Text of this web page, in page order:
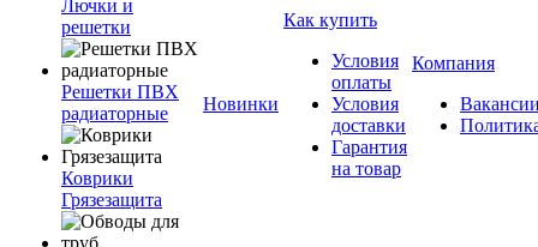
Лючки и
решетки
Решетки ПВХ
радиаторные
Коврики
Грязезащита
Новинки
Как купить
Условия
оплаты
Условия
доставки
Гарантия
на товар
Компания